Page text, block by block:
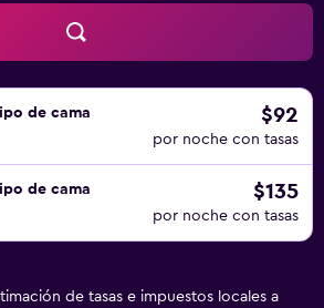
de cama
$92
por noche con tasas
de cama
$135
por noche con tasas
de tasas e impuestos locales a